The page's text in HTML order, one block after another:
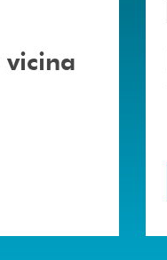
vicina